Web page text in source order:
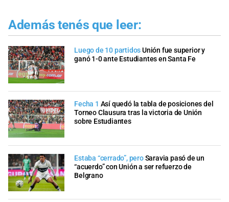
Además tenés que leer:
Luego de 10 partidosUnión fue superior y
ganó 1-0 ante Estudiantes en Santa Fe
Fecha 1 Así quedó la tabla de posiciones del
Torneo Clausura tras la victoria de Unión
sobre Estudiantes
Estaba “cerrado”, peroSaravia pasó de un
“acuerdo” con Unión a ser refuerzo de
Belgrano